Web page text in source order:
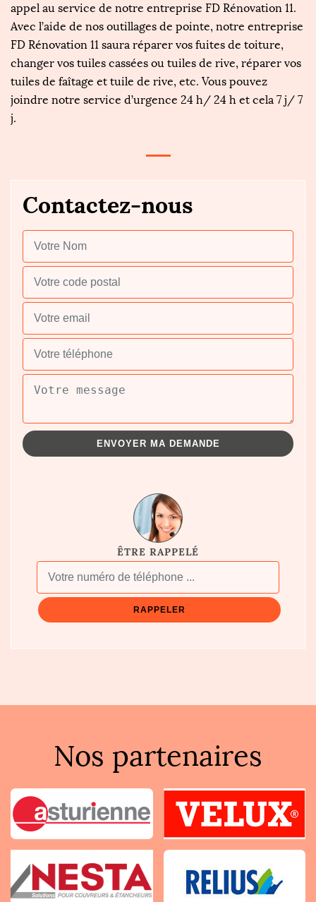
appel au service de notre entreprise FD Rénovation 11.
Avec l’aide de nos outillages de pointe, notre entreprise
FD Rénovation 11 saura réparer vos fuites de toiture,
changer vos tuiles cassées ou tuiles de rive, réparer vos
tuiles de faîtage et tuile de rive, etc. Vous pouvez
joindre notre service d’urgence 24 h/ 24 h et cela 7 j/ 7
j.
Contactez-nous
ÊTRE RAPPELÉ
Nos partenaires